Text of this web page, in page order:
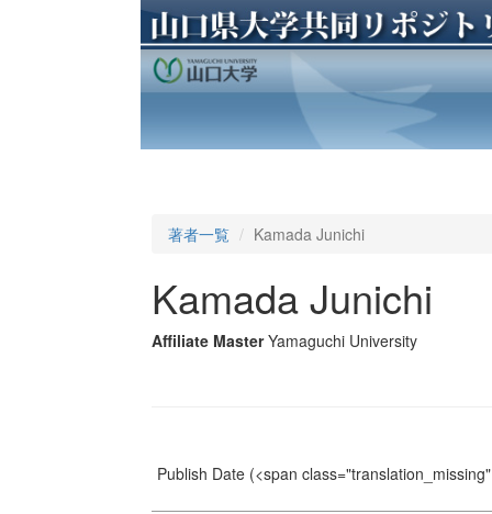
著者一覧 Kamada Junichi
Kamada Junichi
Affiliate Master Yamaguchi University
Publish Date(<span